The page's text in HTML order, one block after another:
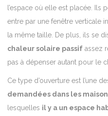
l’espace où elle est placée. Ils
entre par une fenêtre verticale
la même taille. De plus, ils se
chaleur solaire passif assez
pas à dépenser autant pour le
Ce type d’ouverture est l’une
demandées dans les
lesquelles il y a un espace